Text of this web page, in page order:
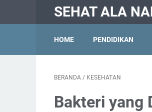
SEHAT ALA
HOME PENDIDIKAN
BERANDA / KESEHATAN
Bakteri yang